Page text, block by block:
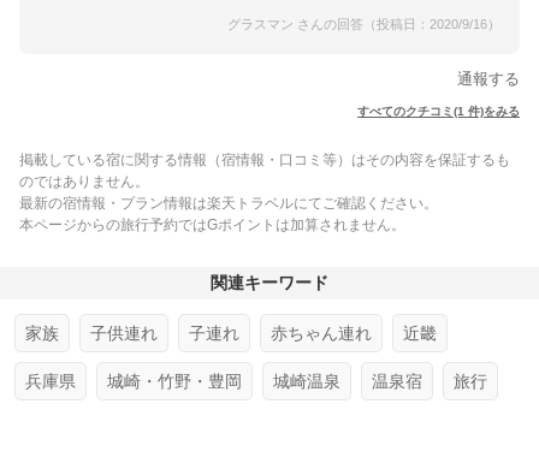
グラスマン さんの回答（投稿日：2020/9/16）
通報する
すべてのクチコミ(1 件)をみる
掲載している宿に関する情報（宿情報・口コミ等）はその内容を保証するも
のではありません。
最新の宿情報・プラン情報は楽天トラベルにてご確認ください。
本ページからの旅行予約ではGポイントは加算されません。
関連キーワード
家族 子供連れ 子連れ 赤ちゃん連れ 近畿
兵庫県 城崎・竹野・豊岡 城崎温泉 温泉宿 旅行